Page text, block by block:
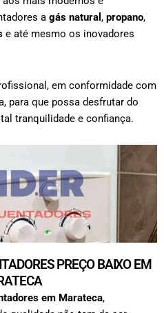
a gás natural , propano,
e até mesmo os inovadores
em conformidade com
para que possa desfrutar do
tranquilidade e confiança.
PREÇO BAIXO EM
em Marateca,